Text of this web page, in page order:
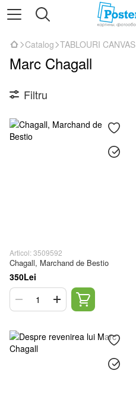
Catalog TABLOURI CANVAS
Marc Chagall
Filtru
Articol: 3509592
Chagall, Marchand de Bestio
350Lei